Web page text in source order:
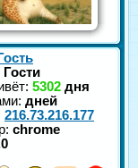
Гость
Гости
5302 дня
дней
216.73.216.177
chrome